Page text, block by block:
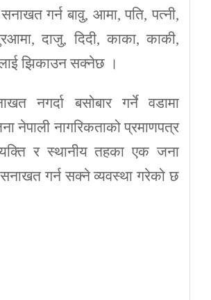
गर्न बावु, आमा, पति, पत्नी,
दाजु, दिदी, काका, काकी,
झिकाउन सक्नेछ ।
नगर्दा बसोबार गर्ने वडामा
नेपाली नागरिकताको प्रमाणपत्र
र स्थानीय तहका एक जना
सनाखत गर्न सक्ने व्यवस्था गरेको छ